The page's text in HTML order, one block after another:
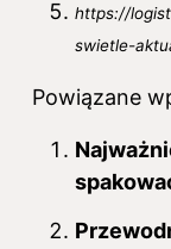
https://
swietle-
Powiązane